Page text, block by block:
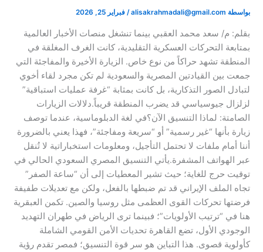
بواسطة alisakrahmadali@gmail.com
/فبراير 25, 2026
بقلم: م/ سعد محمد العقبي ​بينما تنشغل منصات الأخبار العالمية
بمتابعة التحركات العسكرية التقليدية، كانت الغرف المغلقة في
المنطقة تشهد حراكاً من نوع خاص. الزيارة الأخيرة والمفاجئة التي
جمعت بين القيادتين المصرية والسعودية لم تكن مجرد لقاء أخوي
لتبادل الصور التذكارية، بل كانت بمثابة “غرفة عمليات استباقية”
لزلزال جيوسياسي قد يضرب المنطقة قريباً.​دلالات الزيارات
الصامتة: لماذا التنسيق الآن؟​في لغة الدبلوماسية، عندما توصف
زيارة بأنها “غير رسمية” أو “سريعة ومفاجئة”، فهذا يعني بالضرورة
أننا أمام ملفات لا تحتمل التأجيل، ومعلومات استخباراتية لا تُنقل
عبر الهواتف المشفرة.​يأتي التنسيق المصري السعودي الحالي في
توقيت حرج للغاية؛ حيث تشير المعطيات إلى أن “ساعة الصفر”
تجاه الملف الإيراني قد تم ضبطها بالفعل، ولكن مع تعديلات طفيفة
فرضتها تحركات القوى العظمى مثل روسيا والصين. تكمن العبقرية
هنا في “ترتيب الأولويات”؛ فبينما ترى الرياض في طهران التهديد
الوجودي الأول، تضع القاهرة تحديات الأمن القومي الشاملة
كأولوية قصوى. هذا التباين هو سر قوة التنسيق؛ فمصر تقدم رؤية